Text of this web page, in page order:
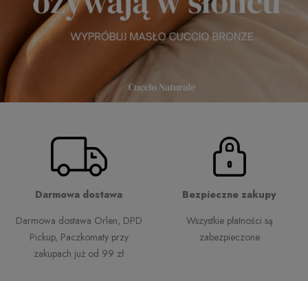
Darmowa dostawa
Darmowa dostawa Orlen, DPD
Pickup, Paczkomaty przy
zakupach już od 99 zł
Bezpieczne zakupy
Wszystkie płatności są
zabezpieczone